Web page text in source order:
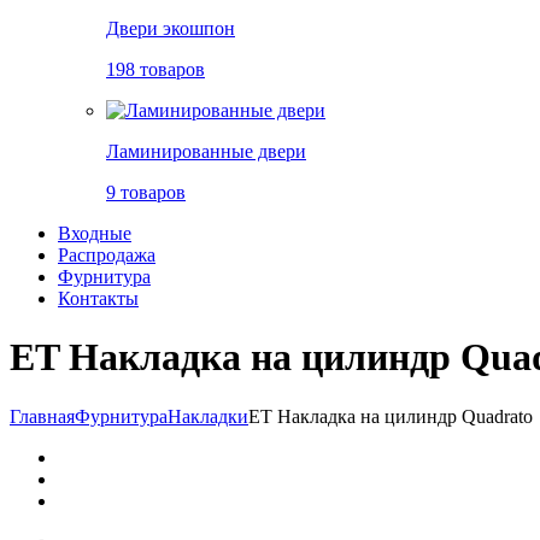
Двери экошпон
198 товаров
Ламинированные двери
9 товаров
Входные
Распродажа
Фурнитура
Контакты
ET Накладка на цилиндр
ГлавнаяФурнитураНакладкиET Накладка на цилиндр Quadrato